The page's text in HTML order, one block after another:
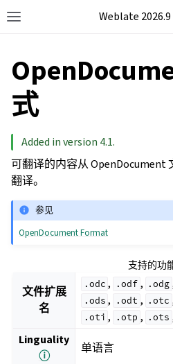
Weblate
式
Added in version 4.1.
可翻译的内容从 OpenDocument
翻译。
参见
OpenDocument Format
支持的功
文件扩展
名
.odc , .odf , .odg
.ods , .odt , .otc
.oti , .otp , .ots
Linguality
ⓘ
单语言